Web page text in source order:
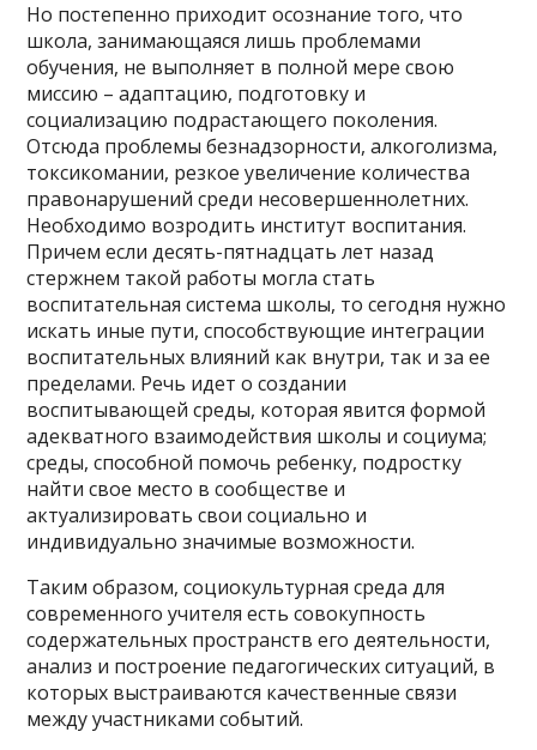
Но постепенно приходит осознание того, что
школа, занимающаяся лишь проблемами
обучения, не выполняет в полной мере свою
миссию – адаптацию, подготовку и
социализацию подрастающего поколения.
Отсюда проблемы безнадзорности, алкоголизма,
токсикомании, резкое увеличение количества
правонарушений среди несовершеннолетних.
Необходимо возродить институт воспитания.
Причем если десять-пятнадцать лет назад
стержнем такой работы могла стать
воспитательная система школы, то сегодня нужно
искать иные пути, способствующие интеграции
воспитательных влияний как внутри, так и за ее
пределами. Речь идет о создании
воспитывающей среды, которая явится формой
адекватного взаимодействия школы и социума;
среды, способной помочь ребенку, подростку
найти свое место в сообществе и
актуализировать свои социально и
индивидуально значимые возможности.
Таким образом, социокультурная среда для
современного учителя есть совокупность
содержательных пространств его деятельности,
анализ и построение педагогических ситуаций, в
которых выстраиваются качественные связи
между участниками событий.